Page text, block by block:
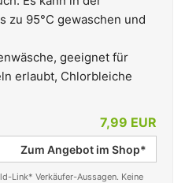
zu 95°C gewaschen und
geeignet für
erlaubt, Chlorbleiche
7,99 EUR
Zum Angebot im Shop*
Link* Verkäufer-Aussagen. Keine